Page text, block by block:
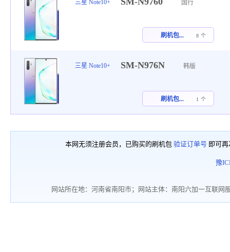
三星 Note10+ 国行
刷机包... 8 个
三星 Note10+ SM-N976N 韩版
刷机包... 1 个
本网无须注册会员，已购买的刷机包 验证订单号 即可
豫
网站所在地：河南省南阳市；网站主体：南阳六加一互联